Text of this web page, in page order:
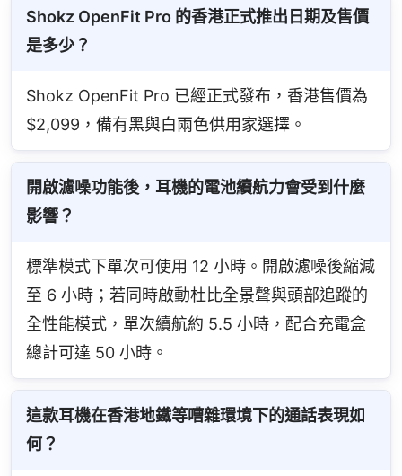
Shokz OpenFit Pro 的香港正式推出日期及售價
是多少？
Shokz OpenFit Pro 已經正式發布，香港售價為
$2,099，備有黑與白兩色供用家選擇。
開啟濾噪功能後，耳機的電池續航力會受到什麼
影響？
標準模式下單次可使用 12 小時。開啟濾噪後縮減
至 6 小時；若同時啟動杜比全景聲與頭部追蹤的
全性能模式，單次續航約 5.5 小時，配合充電盒
總計可達 50 小時。
這款耳機在香港地鐵等嘈雜環境下的通話表現如
何？